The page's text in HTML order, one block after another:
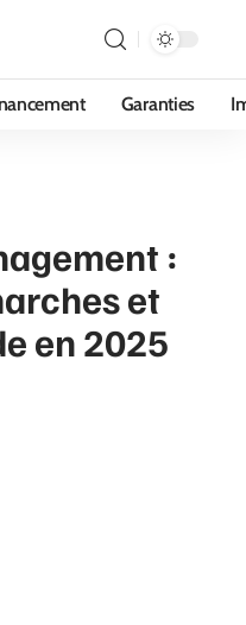
Garanties
:
et
en 2025